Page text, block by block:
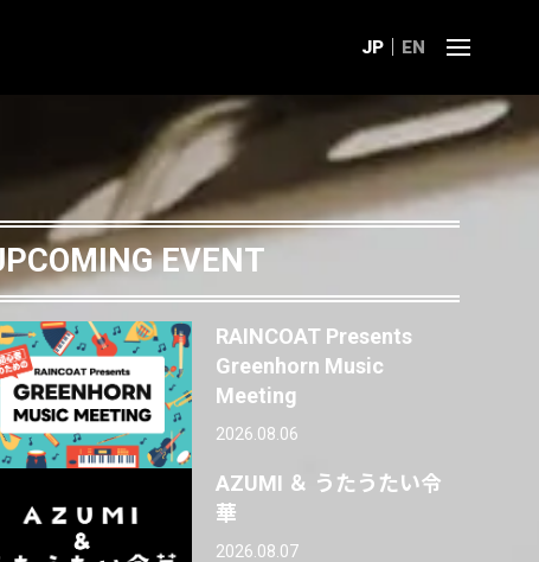
JP EN
EVENT
RAINCOAT Presents
Greenhorn Music
Meeting
2026.08.06
AZUMI ＆ うたうたい令
華
2026.08.07